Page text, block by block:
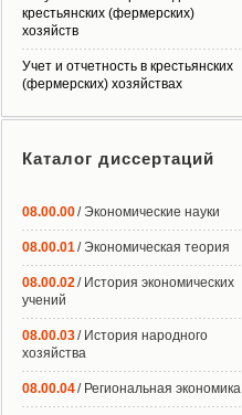
крестьянских (фермерских)
хозяйств
Учет и отчетность в крестьянских
(фермерских) хозяйствах
Каталог диссертаций
08.00.00/ Экономические науки
08.00.01/ Экономическая теория
08.00.02/ История экономических
учений
08.00.03/ История народного
хозяйства
08.00.04/ Региональная экономика